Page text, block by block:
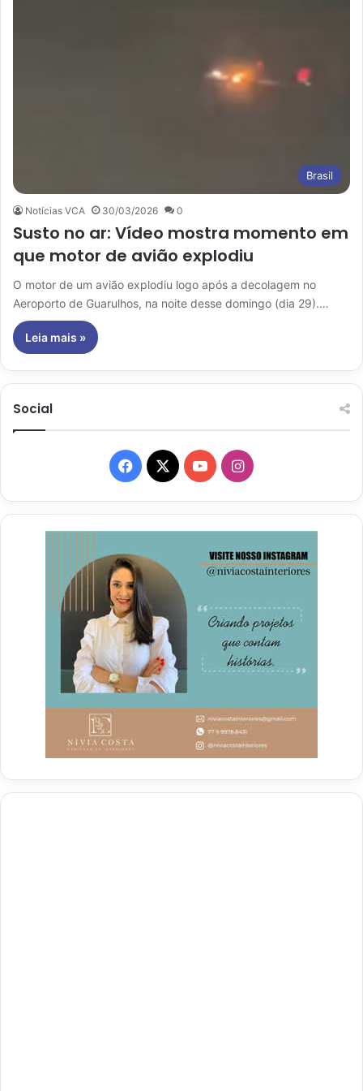
Brasil
Notícias VCA 30/03/2026 0
Susto no ar: Vídeo mostra momento em
que motor de avião explodiu
O motor de um avião explodiu logo após a decolagem no
Aeroporto de Guarulhos, na noite desse domingo (dia 29).…
Leia mais »
Social
Facebook
X YouTubeInstagram